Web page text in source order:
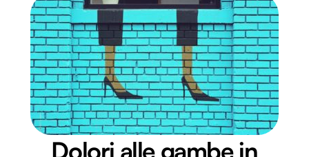
Dolori alle gambe in